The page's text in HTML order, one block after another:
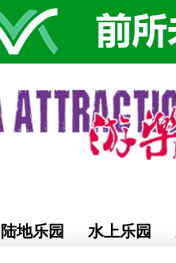
陆地乐园 水上乐园